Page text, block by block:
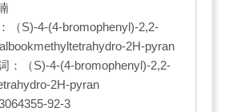
（S)-4-(4-bromophenyl)-2,2-
2H-pyran
：（S)-4-(4-bromophenyl)-2,2-
2H-pyran
92-3